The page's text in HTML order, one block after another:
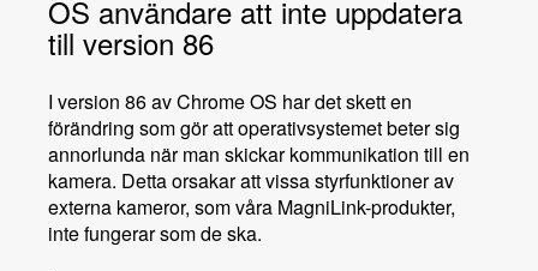
OS användare att inte uppdatera
till version 86
I version 86 av Chrome OS har det skett en
förändring som gör att operativsystemet beter sig
annorlunda när man skickar kommunikation till en
kamera. Detta orsakar att vissa styrfunktioner av
externa kameror, som våra MagniLink-produkter,
inte fungerar som de ska.